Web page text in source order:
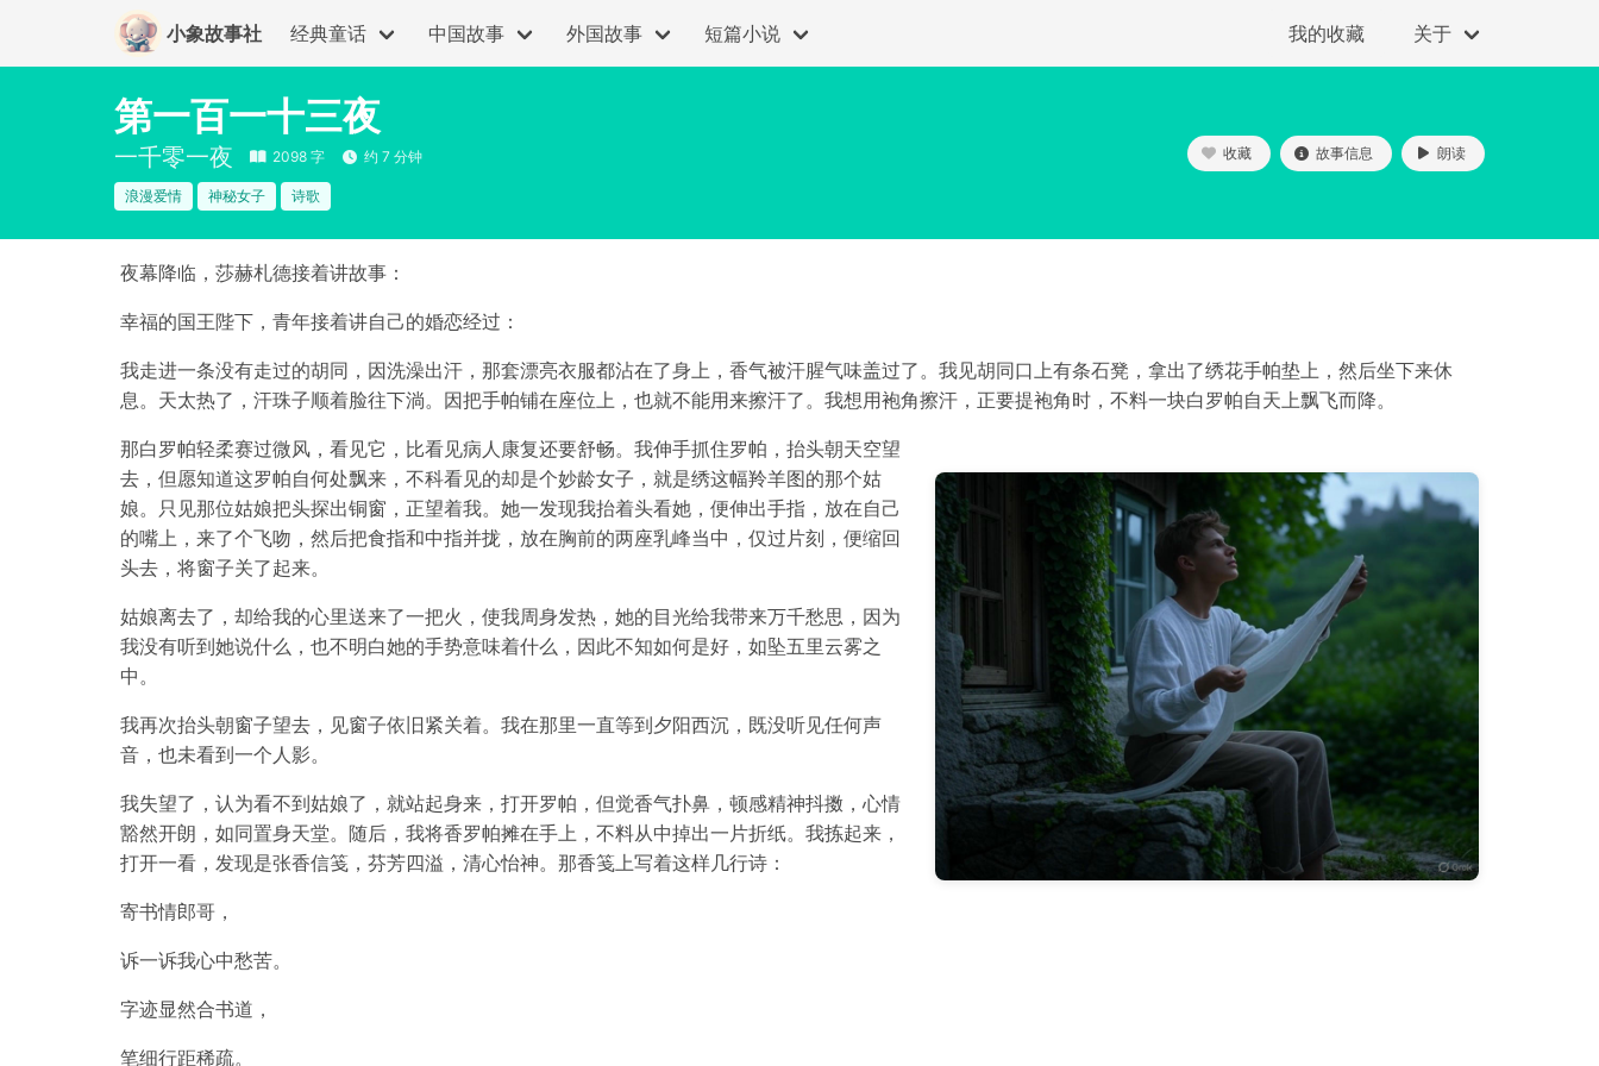
小象故事社 经典童话 中国故事 外国故事 短篇小说 我的收藏 关于
第一百一十三夜
一千零一夜 2098 字 约 7 分钟
浪漫爱情 神秘女子 诗歌
收藏 故事信息 朗读
夜幕降临，莎赫札德接着讲故事：
幸福的国王陛下，青年接着讲自己的婚恋经过：
我走进一条没有走过的胡同，因洗澡出汗，那套漂亮衣服都沾在了身上，香气被汗腥气味盖过了。我见胡同口上有条石凳，拿出了绣花手帕垫上，然后坐下来休
息。天太热了，汗珠子顺着脸往下淌。因把手帕铺在座位上，也就不能用来擦汗了。我想用袍角擦汗，正要提袍角时，不料一块白罗帕自天上飘飞而降。
那白罗帕轻柔赛过微风，看见它，比看见病人康复还要舒畅。我伸手抓住罗帕，抬头朝天空望
去，但愿知道这罗帕自何处飘来，不科看见的却是个妙龄女子，就是绣这幅羚羊图的那个姑
娘。只见那位姑娘把头探出铜窗，正望着我。她一发现我抬着头看她，便伸出手指，放在自己
的嘴上，来了个飞吻，然后把食指和中指并拢，放在胸前的两座乳峰当中，仅过片刻，便缩回
头去，将窗子关了起来。
姑娘离去了，却给我的心里送来了一把火，使我周身发热，她的目光给我带来万千愁思，因为
我没有听到她说什么，也不明白她的手势意味着什么，因此不知如何是好，如坠五里云雾之
中。
我再次抬头朝窗子望去，见窗子依旧紧关着。我在那里一直等到夕阳西沉，既没听见任何声
音，也未看到一个人影。
我失望了，认为看不到姑娘了，就站起身来，打开罗帕，但觉香气扑鼻，顿感精神抖擞，心情
豁然开朗，如同置身天堂。随后，我将香罗帕摊在手上，不料从中掉出一片折纸。我拣起来，
打开一看，发现是张香信笺，芬芳四溢，清心怡神。那香笺上写着这样几行诗：
寄书情郎哥，
诉一诉我心中愁苦。
字迹显然合书道，
笔细行距稀疏。